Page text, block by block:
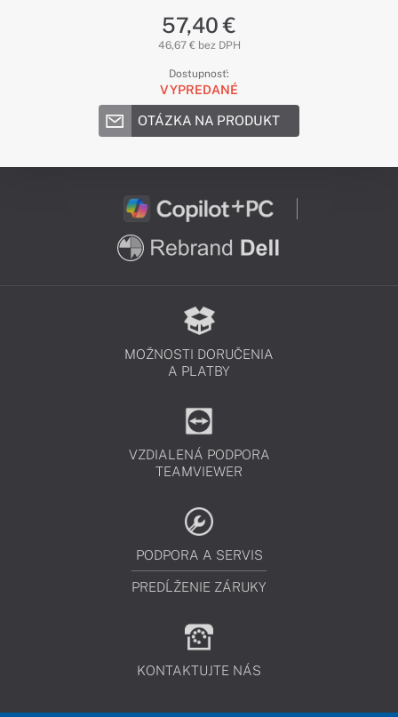
57,40 €
46,67 € bez DPH
Dostupnosť:
VYPREDANÉ
OTÁZKA NA PRODUKT
MOŽNOSTI DORUČENIA
A PLATBY
VZDIALENÁ PODPORA
TEAMVIEWER
PODPORA A SERVIS
PREDĹŽENIE ZÁRUKY
KONTAKTUJTE NÁS